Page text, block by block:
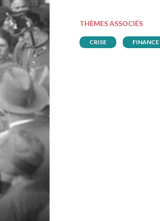
THÈMES ASSOCIÉS
CRISE FINANCE